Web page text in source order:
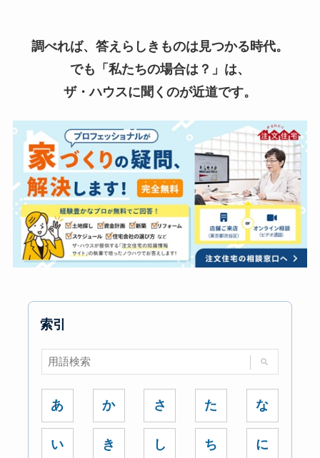
調べれば、答えらしきものは見つかる時代。
でも「私たちの場合は？」は、
ザ・ハウスに聞くのが近道です。
索引
あ
い
か
き
さ
し
た
ち
な
に